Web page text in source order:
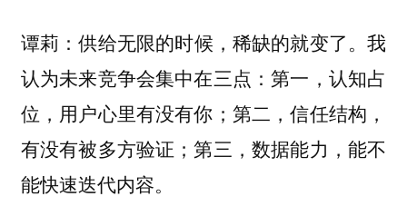
谭莉：供给无限的时候，稀缺的就变了。我
认为未来竞争会集中在三点：第一，认知占
位，用户心里有没有你；第二，信任结构，
有没有被多方验证；第三，数据能力，能不
能快速迭代内容。